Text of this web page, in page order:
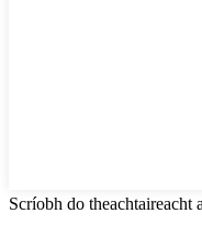
Scríobh do theachtaireacht